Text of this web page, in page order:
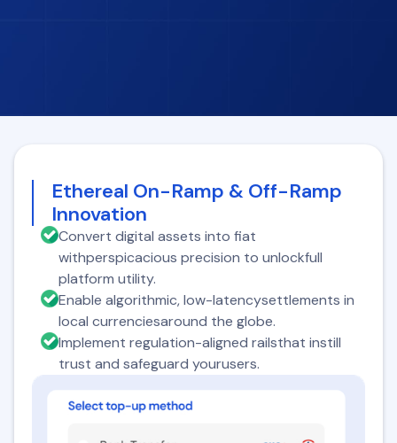
Ethereal On-Ramp & Off-Ramp
Innovation
Convert digital assets into fiat
withperspicacious precision to unlockfull
platform utility.
Enable algorithmic, low-latencysettlements in
local currenciesaround the globe.
Implement regulation-aligned railsthat instill
trust and safeguard yourusers.